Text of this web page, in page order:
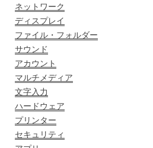
ネットワーク
ディスプレイ
ファイル・フォルダー
サウンド
アカウント
マルチメディア
文字入力
ハードウェア
プリンター
セキュリティ